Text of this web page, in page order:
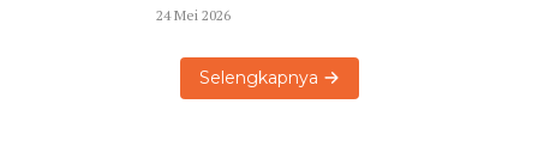
24 Mei 2026
Selengkapnya